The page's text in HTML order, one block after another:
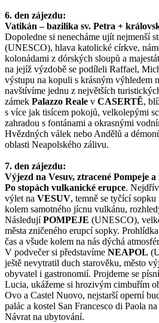
6. den zájezdu:
Vatikán – bazilika sv. Petra +
Dopoledne si nenecháme ujít nejmenší
(UNESCO), hlava katolické církve,
kolonádami z dórských sloupů a
na jejíž výzdobě se podíleli Raffael,
výstupu na kopuli s krásným výhledem
navštívíme jednu z největších
zámek Palazzo Reale v CASERTĚ,
s více jak tisícem pokojů, velkolepými
zahradou s fontánami a okrasnými
Hvězdných válek nebo Andělů a
oblasti Neapolského zálivu.
7. den zájezdu:
Výjezd na Vesuv, ztracené Pompeje a
Po stopách vulkanické erupce.
výlet na VESUV, temně se tyčící
kolem samotného jícnu vulkánu,
NásledujíPOMPEJE (UNESCO),
města zničeného erupcí sopky.
čas a všude kolem na nás dýchá
V podvečer si představíme NEAPOL
ještě nevytratil duch starověku, město
obyvatel i gastronomií. Projdeme se
Lucia, ukážeme si hrozivým cimbuřím
Ovo a Castel Nuovo, nejstarší operní
palác a kostel San Francesco di Paola
Návrat na ubytování.